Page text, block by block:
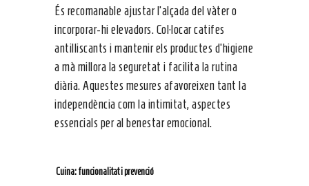
És recomanable ajustar l’alçada del vàter o
incorporar-hi elevadors. Col·locar catifes
antilliscants i mantenir els productes d’higiene
a mà millora la seguretat i facilita la rutina
diària. Aquestes mesures afavoreixen tant la
independència com la intimitat, aspectes
essencials per al benestar emocional.
Cuina: funcionalitat i prevenció